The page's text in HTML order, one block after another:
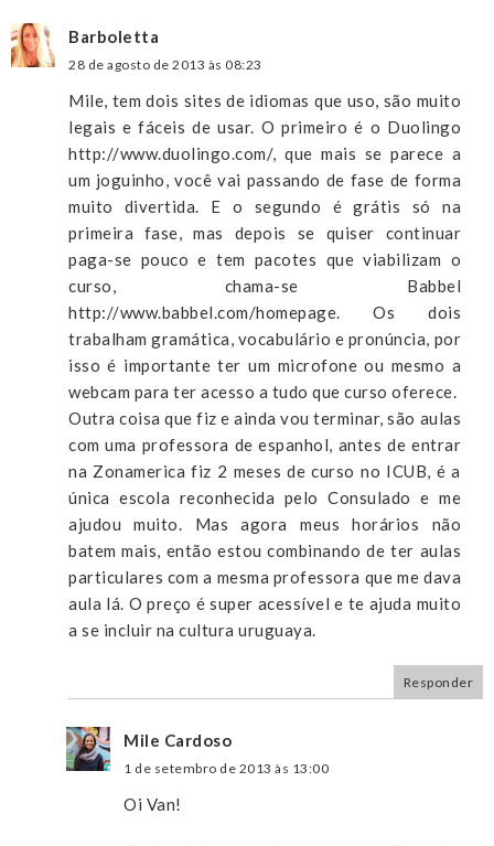
Barboletta
28 de agosto de 2013 às 08:23
Mile, tem dois sites de idiomas que uso, são muito
legais e fáceis de usar. O primeiro é o Duolingo
http://www.duolingo.com/, que mais se parece a
um joguinho, você vai passando de fase de forma
muito divertida. E o segundo é grátis só na
primeira fase, mas depois se quiser continuar
paga-se pouco e tem pacotes que viabilizam o
curso, chama-se Babbel
http://www.babbel.com/homepage. Os dois
trabalham gramática, vocabulário e pronúncia, por
isso é importante ter um microfone ou mesmo a
webcam para ter acesso a tudo que curso oferece.
Outra coisa que fiz e ainda vou terminar, são aulas
com uma professora de espanhol, antes de entrar
na Zonamerica fiz 2 meses de curso no ICUB, é a
única escola reconhecida pelo Consulado e me
ajudou muito. Mas agora meus horários não
batem mais, então estou combinando de ter aulas
particulares com a mesma professora que me dava
aula lá. O preço é super acessível e te ajuda muito
a se incluir na cultura uruguaya.
Responder
Mile Cardoso
1 de setembro de 2013 às 13:00
Oi Van!